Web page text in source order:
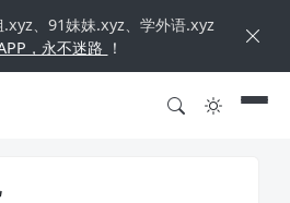
、91妹妹.xyz、学外语.xyz
，永不迷路 ！